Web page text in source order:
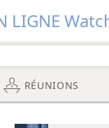
LIGNE
RÉUNIONS